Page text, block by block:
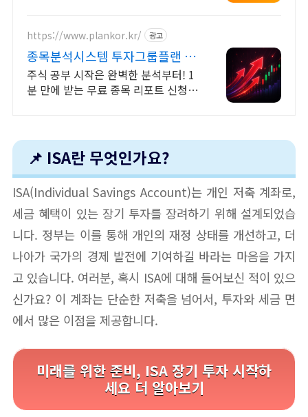
https://www.plankor.kr/ 광고
종목분석시스템 투자그룹플랜 가
입즉시 무료리포트 100%
주식 공부 시작은 완벽한 분석부터! 1
분 만에 받는 무료 종목 리포트 신청하
📌 ISA란 무엇인가요?
ISA(Individual Savings Account)는 개인 저축 계좌로,
세금 혜택이 있는 장기 투자를 장려하기 위해 설계되었습
니다. 정부는 이를 통해 개인의 재정 상태를 개선하고, 더
나아가 국가의 경제 발전에 기여하길 바라는 마음을 가지
고 있습니다. 여러분, 혹시 ISA에 대해 들어보신 적이 있으
신가요? 이 계좌는 단순한 저축을 넘어서, 투자와 세금 면
에서 많은 이점을 제공합니다.
미래를 위한 준비, ISA 장기 투자 시작하
세요 더 알아보기